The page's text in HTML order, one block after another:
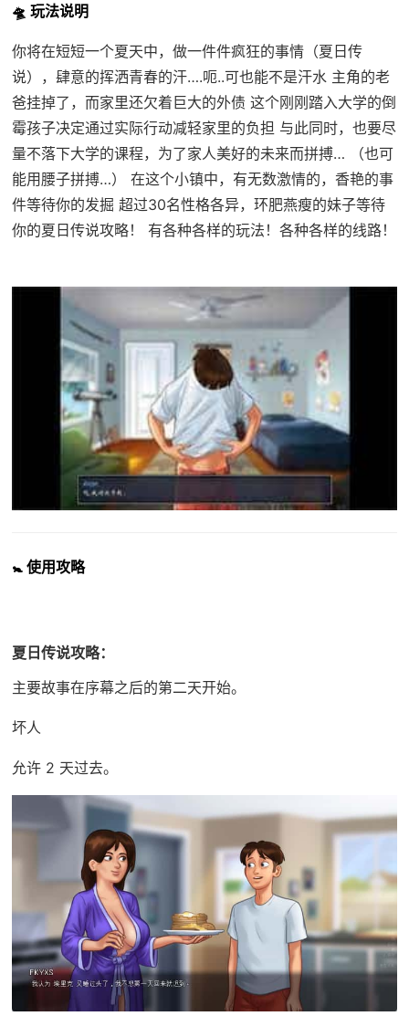
🛸 玩法说明
你将在短短一个夏天中，做一件件疯狂的事情（夏日传
说），肆意的挥洒青春的汗….呃..可也能不是汗水 主角的老
爸挂掉了，而家里还欠着巨大的外债 这个刚刚踏入大学的倒
霉孩子决定通过实际行动减轻家里的负担 与此同时，也要尽
量不落下大学的课程，为了家人美好的未来而拼搏… （也可
能用腰子拼搏…） 在这个小镇中，有无数激情的，香艳的事
件等待你的发掘 超过30名性格各异，环肥燕瘦的妹子等待
你的夏日传说攻略！ 有各种各样的玩法！各种各样的线路！
🚼 使用攻略
夏日传说攻略：
主要故事在序幕之后的第二天开始。
坏人
允许 2 天过去。